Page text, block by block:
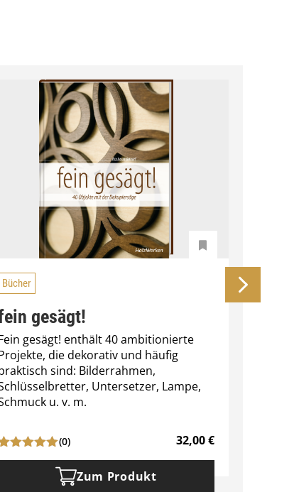
Bücher
gesägt!
gesägt! enthält 40 ambitionierte
die dekorativ und häufig
sind: Bilderrahmen,
Untersetzer, Lampe,
u. v. m.
(0) 32,00€
Zum Produkt